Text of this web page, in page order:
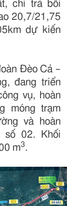
chi trả bồi
20,7/21,75
dự kiến
Đèo Cả –
đang triển
vụ, hoàn
móng trạm
và hoàn
số 02. Khối
m3.